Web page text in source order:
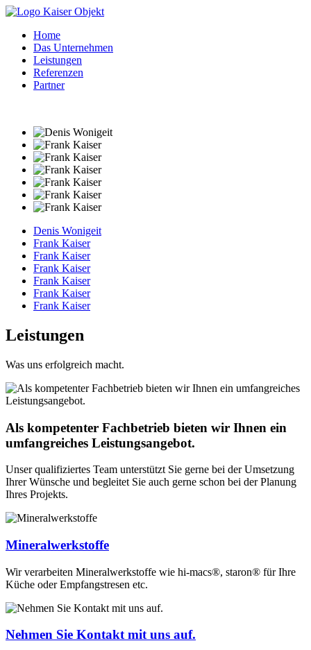
Home
Das Unternehmen
Leistungen
Referenzen
Partner
Denis Wonigeit
Frank Kaiser
Frank Kaiser
Frank Kaiser
Frank Kaiser
Frank Kaiser
Frank Kaiser
Leistungen
Was uns erfolgreich macht.
Als kompetenter Fachbetrieb bieten wir Ihnen ein
umfangreiches Leistungsangebot.
Unser qualifiziertes Team unterstützt Sie gerne bei der Umsetzung
Ihrer Wünsche und begleitet Sie auch gerne schon bei der Planung
Ihres Projekts.
Mineralwerkstoffe
Wir verarbeiten Mineralwerkstoffe wie hi-macs®, staron® für Ihre
Küche oder Empfangstresen etc.
Nehmen Sie Kontakt mit uns auf.